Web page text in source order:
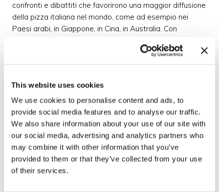
This website uses cookies
We use cookies to personalise content and ads, to
provide social media features and to analyse our traffic.
We also share information about your use of our site with
our social media, advertising and analytics partners who
may combine it with other information that you’ve
provided to them or that they’ve collected from your use
of their services.
confronti e dibattiti che favorirono una maggior diffusione
della pizza italiana nel mondo, come ad esempio nei
Paesi arabi, in Giappone, in Cina, in Australia. Con
pizzaioli provenienti da tutto il mondo un palco dove
tendenze, come avvenne più di dodici anni fa per la gara
di “Pizza a due”: una competizione in cui un pizzaiolo -
che prepara il disco di pasta – gareggia assieme ad un
cuoco qualificato che realizza la farcia, e che voleva
simboleggiare l’avvicinamento tra pizza ed alta cucina,
facendo nascere la cosiddetta “pizza gourmet”.